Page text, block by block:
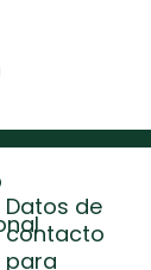
Datos de
contacto